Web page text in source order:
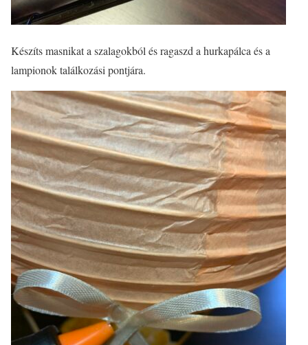
Készíts masnikat a szalagokból és ragaszd a hurkapálca és a
lampionok találkozási pontjára.